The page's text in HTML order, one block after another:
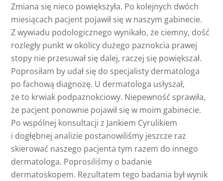
Zmiana się nieco powiększyła. Po kolejnych dwóch
miesiącach pacjent pojawił się w naszym gabinecie.
Z wywiadu podologicznego wynikało, że ciemny, dość
rozległy punkt w okolicy dużego paznokcia prawej
stopy nie przesuwał się dalej, raczej się powiększał.
Poprosiłam by udał się do specjalisty dermatologa
po fachową diagnozę. U dermatologa usłyszał,
że to krwiak podpaznokciowy. Niepewność sprawiła,
że pacjent ponownie pojawił się w moim gabinecie.
Po wspólnej konsultacji z Jankiem Cyrulikiem
i dogłębnej analizie postanowiliśmy jeszcze raz
skierować naszego pacjenta tym razem do innego
dermatologa. Poprosiliśmy o badanie
dermatoskopem. Rezultatem tego badania był wynik